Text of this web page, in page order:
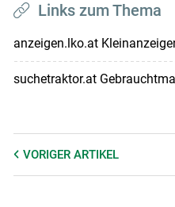
Links zum Thema
anzeigen.lko.at
suchetraktor.at
VORIGER ARTIKEL